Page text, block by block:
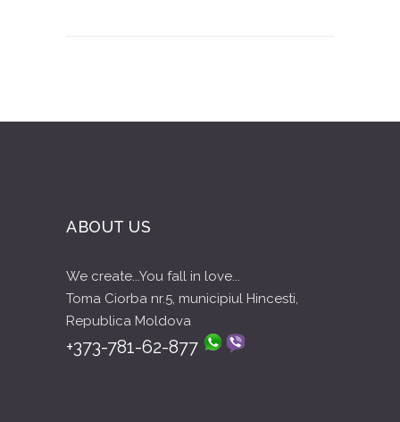
ABOUT US
We create...You fall in love...
Toma Ciorba nr.5, municipiul Hincesti,
Republica Moldova
+373-781-62-877